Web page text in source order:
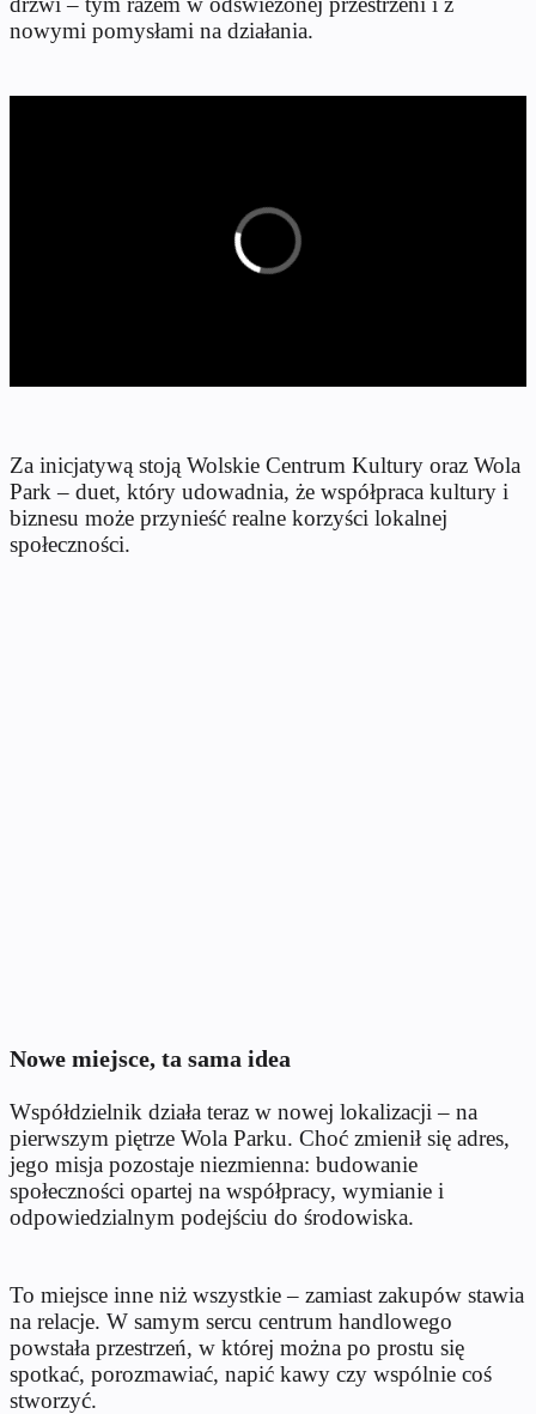
nowymi pomysłami na działania.
Za inicjatywą stoją Wolskie Centrum Kultury oraz Wola
Park – duet, który udowadnia, że współpraca kultury i
biznesu może przynieść realne korzyści lokalnej
społeczności.
Nowe miejsce, ta sama idea
Współdzielnik działa teraz w nowej lokalizacji – na
pierwszym piętrze Wola Parku. Choć zmienił się adres,
jego misja pozostaje niezmienna: budowanie
społeczności opartej na współpracy, wymianie i
odpowiedzialnym podejściu do środowiska.
To miejsce inne niż wszystkie – zamiast zakupów stawia
na relacje. W samym sercu centrum handlowego
powstała przestrzeń, w której można po prostu się
spotkać, porozmawiać, napić kawy czy wspólnie coś
stworzyć.